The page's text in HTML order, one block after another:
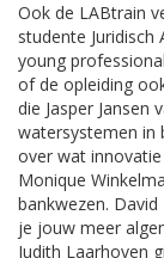
Ook de LABtrain
studente
young
of de opleiding
die Jasper Jansen
watersystemen in
over wat
Monique
bankwezen.
je jouw meer
Judith Laarhoven